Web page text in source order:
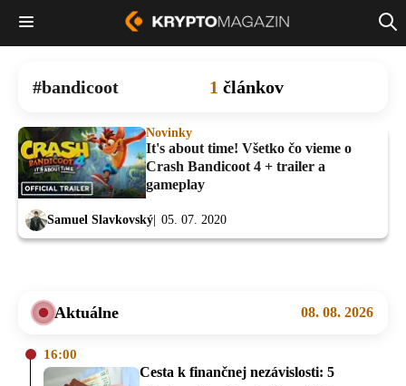
bandicoot 1 článkov
Novinky
It's about time! Všetko čo vieme o
Crash Bandicoot 4 + trailer a
gameplay
Samuel Slavkovský 05. 07. 2020
Aktuálne 08. 08. 2026
16:00
Cesta k finančnej nezávislosti: 5